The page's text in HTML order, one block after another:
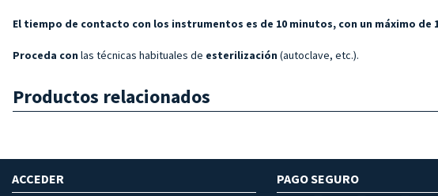
El tiempo de contacto con los instrumentos es de 10 minutos, con un máximo
Proceda con las técnicas habituales de esterilización (autoclave, etc.).
Productos relacionados
ACCEDER PAGO SEGURO